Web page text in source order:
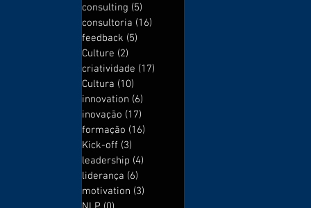
consulting (5)
consultoria (16)
feedback (5)
Culture (2)
criatividade (17)
Cultura (10)
innovation (6)
inovação (17)
formação (16)
Kick-off (3)
leadership (4)
liderança (6)
motivation (3)